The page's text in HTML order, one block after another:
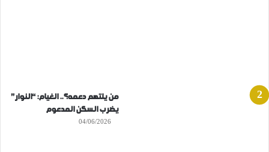
من يلتهم دعمه؟.. الغيام: “النوار”
يضرب السكن المدعوم
04/06/2026